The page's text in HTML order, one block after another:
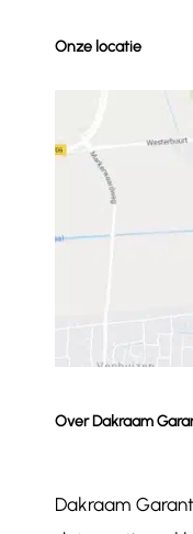
Onze locatie
Over Dakraam
Dakraam